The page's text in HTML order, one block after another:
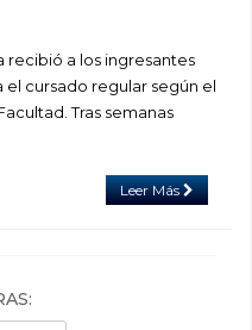
recibió a los ingresantes
el cursado regular según el
Tras semanas
Leer Más